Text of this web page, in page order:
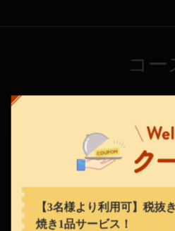
【3名様より利用可】税抜
焼き1品サービス！
コー
この店舗情報を
https://maruta2bangai.owst.jp/
お店情報をコ